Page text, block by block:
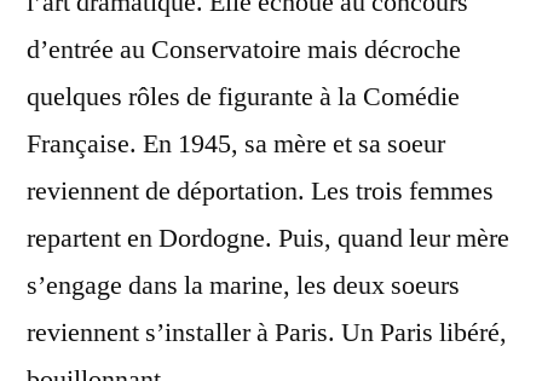
d’entrée au Conservatoire mais décroche
quelques rôles de figurante à la Comédie
Française. En 1945, sa mère et sa soeur
reviennent de déportation. Les trois femmes
repartent en Dordogne. Puis, quand leur mère
s’engage dans la marine, les deux soeurs
reviennent s’installer à Paris. Un Paris libéré,